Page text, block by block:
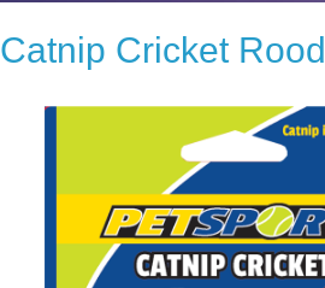
Catnip Cricket Rood